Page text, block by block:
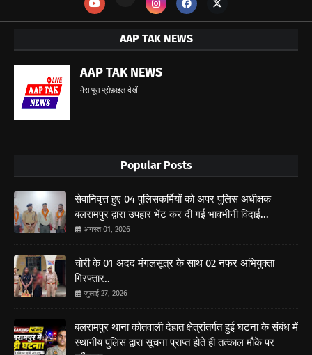
AAP TAK NEWS
AAP TAK NEWS
मेरा पूरा प्रोफ़ाइल देखें
Popular Posts
सेवानिवृत्त हुए 04 पुलिसकर्मियों को अपर पुलिस अधीक्षक
बलरामपुर द्वारा उपहार भेंट कर दी गई भावभीनी विदाई...
अगस्त 01, 2026
चोरी के 01 अदद मंगलसूत्र के साथ 02 नफर अभियुक्ता
गिरफ्तार..
जुलाई 27, 2026
बलरामपुर थाना कोतवाली देहात क्षेत्रांतर्गत हुई घटना के संबंध में
स्थानीय पुलिस द्वारा सूचना प्राप्त होते ही तत्काल मौके पर